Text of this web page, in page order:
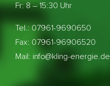
Fr: 8 – 15:30 Uhr
Tel.: 07961-9690650
Fax: 07961-96906520
Mail: info@kling-energie.de